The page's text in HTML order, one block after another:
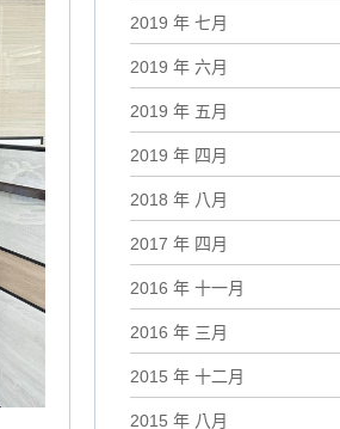
2019 年 七月
2019 年 六月
2019 年 五月
2019 年 四月
2018 年 八月
2017 年 四月
2016 年 十一月
2016 年 三月
2015 年 十二月
2015 年 八月